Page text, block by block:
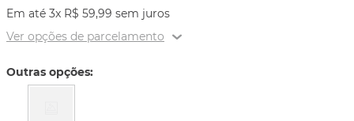
Em até 3x R$ 59,99 sem juros
Ver opções de parcelamento
Outras opções: